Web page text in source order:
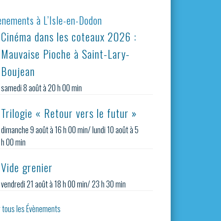
à L’Isle-en-Dodon
Cinéma dans les coteaux 2026 :
Mauvaise Pioche à Saint-Lary-
Boujean
samedi 8 août à 20 h 00 min
Trilogie « Retour vers le futur »
dimanche 9 août à 16 h 00 min/lundi 10 août à 5
h 00 min
Vide grenier
vendredi 21 août à 18 h 00 min/23 h 30 min
les Évènements